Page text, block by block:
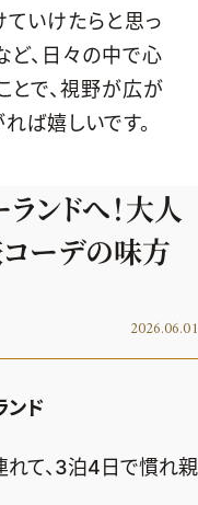
号
通販
いけたらと思っ
ど、日々の中で心
とで、視野が広が
ば嬉しいです。
ンドへ！大人
ーデの味方
2026.06.01
ンド
れて、3泊4日で慣れ親